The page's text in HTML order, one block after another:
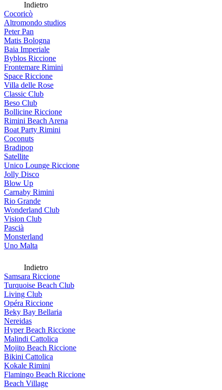
Indietro
Cocoricò
Altromondo studios
Peter Pan
Matis Bologna
Baia Imperiale
Byblos Riccione
Frontemare Rimini
Space Riccione
Villa delle Rose
Classic Club
Beso Club
Bollicine Riccione
Rimini Beach Arena
Boat Party Rimini
Coconuts
Bradipop
Satellite
Unico Lounge Riccione
Jolly Disco
Blow Up
Carnaby Rimini
Rio Grande
Wonderland Club
Vision Club
Pascià
Monsterland
Uno Malta
Indietro
Samsara Riccione
Turquoise Beach Club
Living Club
Opéra Riccione
Beky Bay Bellaria
Nereidas
Hyper Beach Riccione
Malindi Cattolica
Mojito Beach Riccione
Bikini Cattolica
Kokale Rimini
Flamingo Beach Riccione
Beach Village